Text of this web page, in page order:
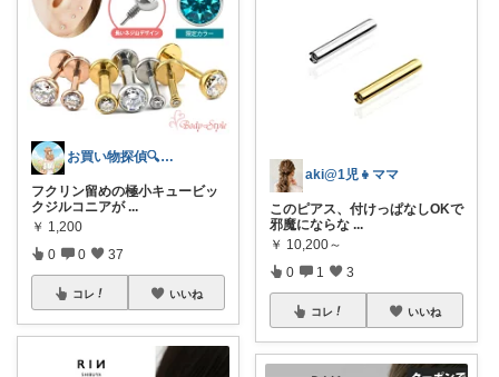
お買い物探偵🔍とんとん
フクリン留めの極小キュービッ
クジルコニアが ...
￥ 1,200
0 0 37
コレ いいね
aki@1児👧ママ
このピアス、付けっぱなしOKで
邪魔にならな ...
￥ 10,200～
0 1 3
コレ いいね